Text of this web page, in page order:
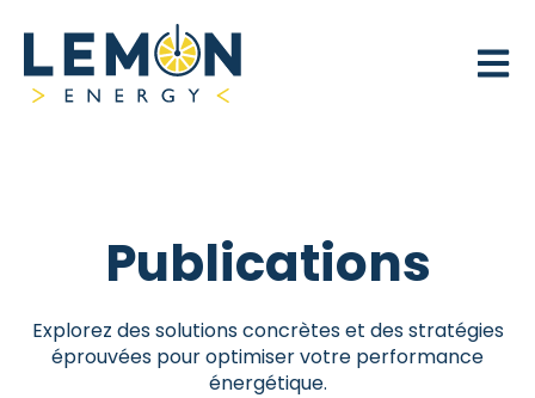
Open
Publications
Explorez des solutions concrètes et des stratégies
éprouvées pour optimiser votre performance
énergétique.